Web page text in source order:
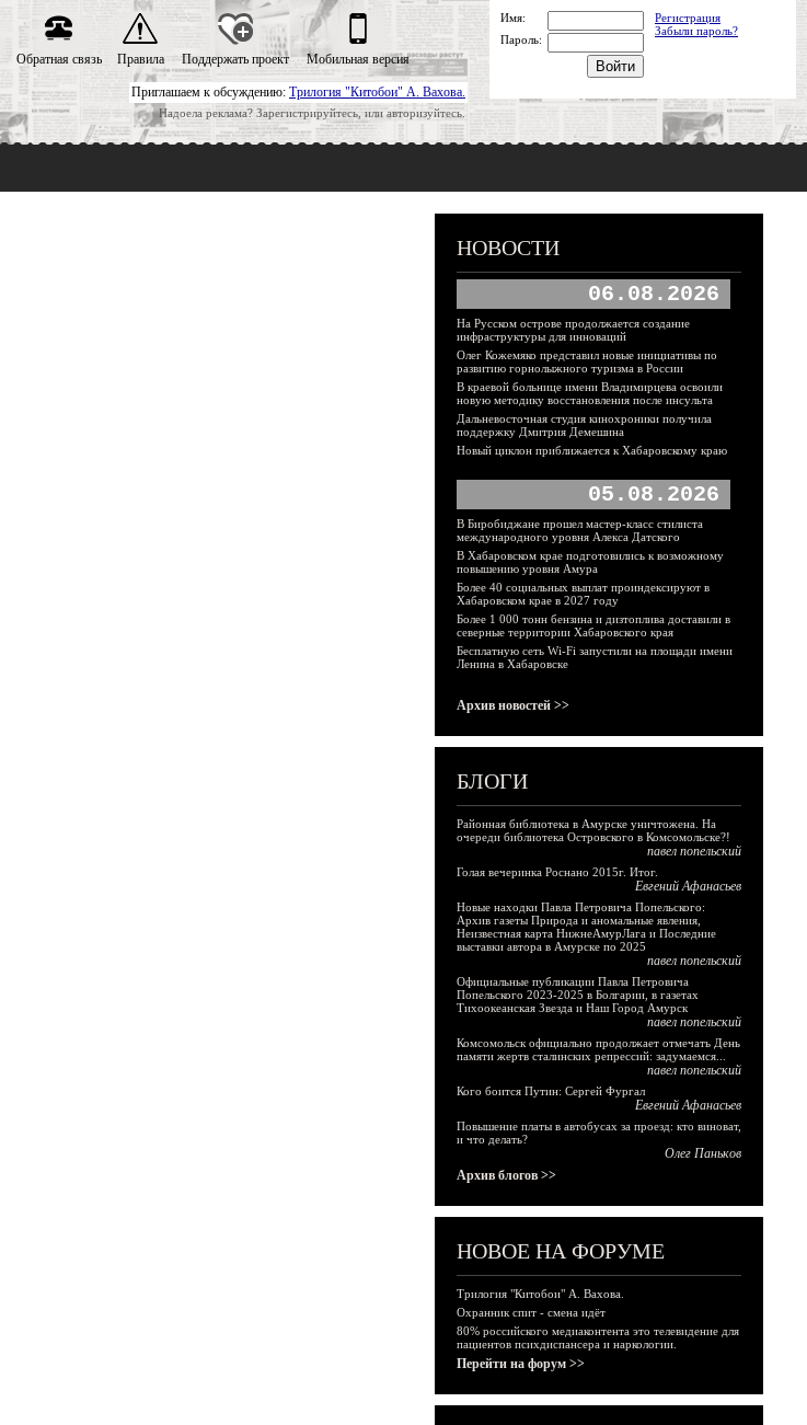
Приглашаем к обсуждению: Трилогия "Китобои" А. Вахова.
Надоела реклама? Зарегистрируйтесь, или авторизуйтесь.
Обратная связь Правила Поддержать проект Мобильная версия
Имя:
Регистрация
Забыли пароль?
Пароль:
НОВОСТИ
06.08.2026
На Русском острове продолжается создание
инфраструктуры для инноваций
Олег Кожемяко представил новые инициативы по
развитию горнолыжного туризма в России
В краевой больнице имени Владимирцева освоили
новую методику восстановления после инсульта
Дальневосточная студия кинохроники получила
поддержку Дмитрия Демешина
Новый циклон приближается к Хабаровскому краю
05.08.2026
В Биробиджане прошел мастер-класс стилиста
международного уровня Алекса Датского
В Хабаровском крае подготовились к возможному
повышению уровня Амура
Более 40 социальных выплат проиндексируют в
Хабаровском крае в 2027 году
Более 1 000 тонн бензина и дизтоплива доставили в
северные территории Хабаровского края
Бесплатную сеть Wi-Fi запустили на площади имени
Ленина в Хабаровске
Архив новостей >>
БЛОГИ
Районная библиотека в Амурске уничтожена. На
очереди библиотека Островского в Комсомольске?!
павел попельский
Голая вечеринка Роснано 2015г. Итог.
Евгений Афанасьев
Новые находки Павла Петровича Попельского:
Архив газеты Природа и аномальные явления,
Неизвестная карта НижнеАмурЛага и Последние
выставки автора в Амурске по 2025
павел попельский
Официальные публикации Павла Петровича
Попельского 2023-2025 в Болгарии, в газетах
Тихоокеанская Звезда и Наш Город Амурск
павел попельский
Комсомольск официально продолжает отмечать День
памяти жертв сталинских репрессий: задумаемся...
павел попельский
Кого боится Путин: Сергей Фургал
Евгений Афанасьев
Повышение платы в автобусах за проезд: кто виноват,
и что делать?
Олег Паньков
Архив блогов >>
НОВОЕ НА ФОРУМЕ
Трилогия "Китобои" А. Вахова.
Охранник спит - смена идёт
80% российского медиаконтента это телевидение для
пациентов психдиспансера и наркологии.
Перейти на форум >>